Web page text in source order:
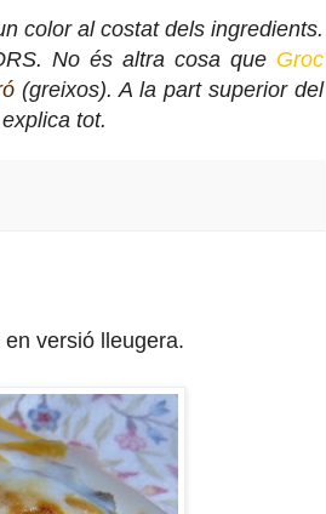
color al costat dels ingredients.
No és altra cosa que Groc
(greixos). A la part superior del
tot.
versió lleugera.